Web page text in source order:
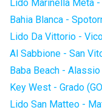
Lido Marinella Meta
Bahia Blanca -
Lido Da Vittorio -
Al Sabbione - San
Baba Beach - Alassio
Key West - Grado
Lido San Matteo -